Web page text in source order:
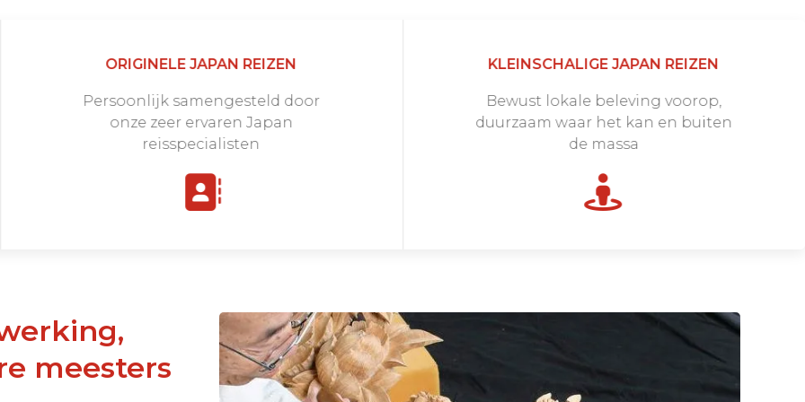
ORIGINELE JAPAN REIZEN
Persoonlijk samengesteld door
onze zeer ervaren Japan
reisspecialisten
KLEINSCHALIGE JAPAN REIZEN
Bewust lokale beleving voorop,
duurzaam waar het kan en buiten
de massa
meesters